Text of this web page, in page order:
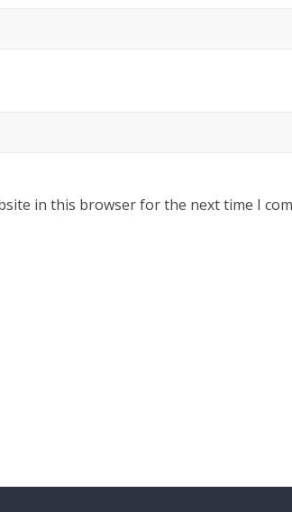
in this browser for the next time I